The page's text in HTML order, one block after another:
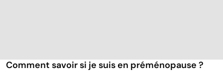
Comment savoir si je suis en préménopause ?